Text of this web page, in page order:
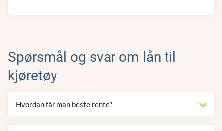
Spørsmål og svar om lån til
kjøretøy
Hvordan får man beste rente?